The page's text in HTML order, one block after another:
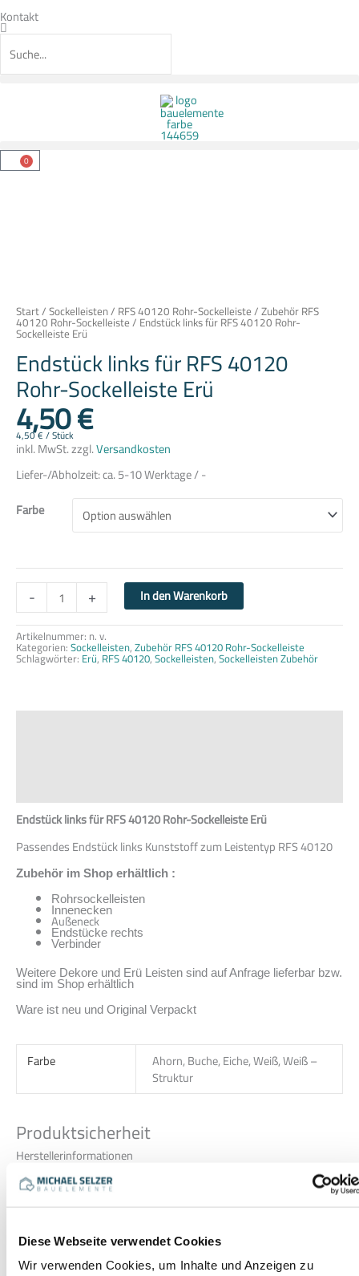
Diese Webseite verwendet Cookies
Wir verwenden Cookies, um Inhalte und Anzeigen zu
Inhalt
springen
Kontakt
Suche
Suche
0
Warenkorb
Start/Sockelleisten/ RFS 40120 Rohr-Sockelleiste/Zubehör RFS
40120 Rohr-Sockelleiste/ Endstück links für RFS 40120 Rohr-
Sockelleiste Erü
Endstück links für RFS 40120
Rohr-Sockelleiste Erü
4,50€
4,50€/Stück
inkl. MwSt.zzgl.Versandkosten
Liefer-/Abholzeit:ca. 5-10 Werktage / -
Farbe
- + In den Warenkorb
Artikelnummer: n. v.
Kategorien:Sockelleisten,Zubehör RFS 40120 Rohr-Sockelleiste
Schlagwörter: Erü, RFS 40120,Sockelleisten,Sockelleisten Zubehör
Endstück links für RFS 40120 Rohr-Sockelleiste Erü
Passendes Endstück links Kunststoff zum Leistentyp RFS 40120
Zubehör im Shop erhältlich :
Rohrsockelleisten
Innenecken
Außeneck
Endstücke rechts
Verbinder
Weitere Dekore und Erü Leisten sind auf Anfrage lieferbar bzw.
sind im Shop erhältlich
Ware ist neu und Original Verpackt
Farbe Ahorn, Buche, Eiche, Weiß, Weiß –
Struktur
Produktsicherheit
Herstellerinformationen
Erü Sockelleisten
Monika Guldenschuh
Colmarer Straße 10
Tel. 07621-1690489
m.guldenschuh@erue.de
https://www.erue.de